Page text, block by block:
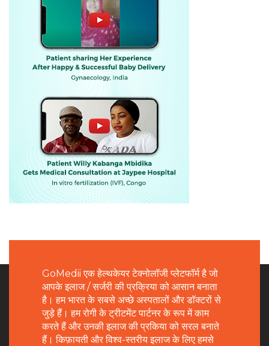
GoMedii एक हेल्थकेयर टेक्नोलॉजी प्लेटफॉर्म है जो
आपके इलाज / सर्जरी की प्रक्रिया को आसान बनाता
है। हम भारत के सबसे अच्छे अस्पतालों और डॉक्टरों से
जुड़े हैं। हम रोगी के ट्रीटमेंट पार्टनर के रूप में काम
करते हैं और उनकी इलाज की प्रकिया को सरल बनाते
हैं। किफ़ायती और विश्व-स्तरीय इलाज के लिए हमसे